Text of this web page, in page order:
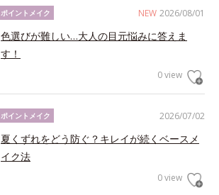
NEW 2026/08/01
ポイントメイク
色選びが難しい…大人の目元悩みに答えま
す！
0 view
2026/07/02
ポイントメイク
夏くずれをどう防ぐ？キレイが続くベースメ
イク法
0 view